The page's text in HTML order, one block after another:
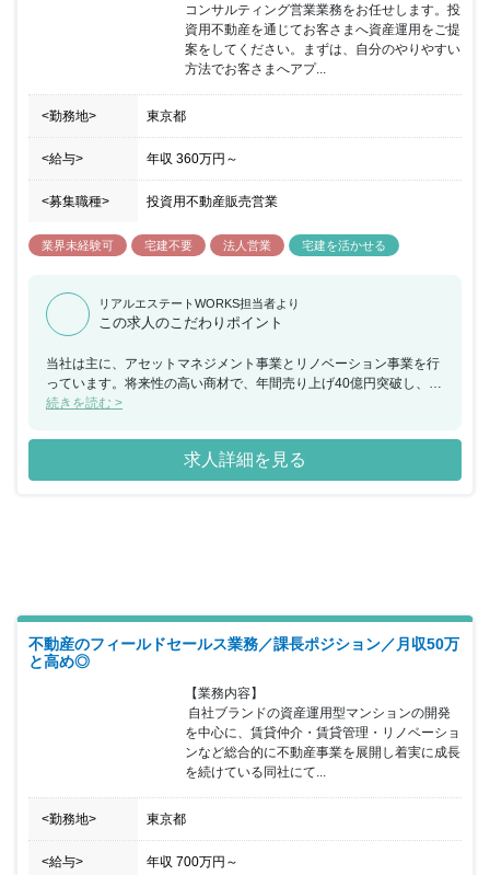
コンサルティング営業業務をお任せします。投
資用不動産を通じてお客さまへ資産運用をご提
案をしてください。まずは、自分のやりやすい
方法でお客さまへアプ...
<勤務地> 東京都
<給与> 年収 360万円 ～
<募集職種> 投資用不動産販売営業
業界未経験可 宅建不要 法人営業 宅建を活かせる
リアルエステートWORKS担当者より
この求人のこだわりポイント
当社は主に、アセットマネジメント事業とリノベーション事業を行
っています。将来性の高い商材で、年間売り上げ40億円突破し、
95％以上の社員が未経験で入社です。サポート体制に自信あります
能です。働きながらお金や資産運用の知識も身につき、20～30代の
社員がメインで活躍しています。同年代が多いため、相談や雑談が
しやすいのも特長です。人柄重視でお待ちしていますので、ご応募
続きを読む >
求人詳細を見る
不動産のフィールドセールス業務／課長ポジション／月収50万
と高め◎
【業務内容】
を中心に、賃貸仲介・賃貸管理・リノベーショ
ンなど総合的に不動産事業を展開し着実に成長
を続けている同社にて...
<勤務地> 東京都
<給与> 年収 700万円 ～